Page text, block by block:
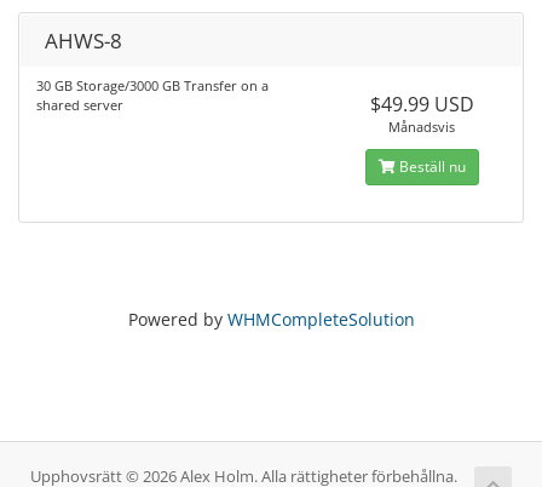
AHWS-8
30 GB Storage/3000 GB Transfer on a
shared server
$49.99 USD
Månadsvis
Beställ nu
Powered by WHMCompleteSolution
Upphovsrätt © 2026 Alex Holm. Alla rättigheter förbehållna.